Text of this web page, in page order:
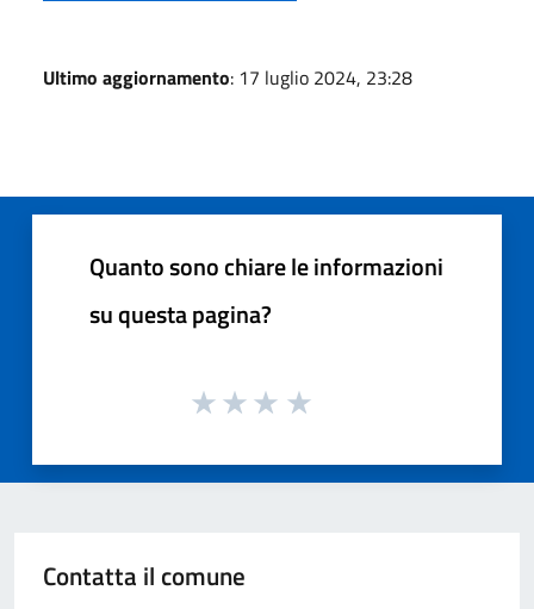
Ultimo aggiornamento: 17 luglio 2024, 23:28
Quanto sono chiare le informazioni
su questa pagina?
Contatta il comune